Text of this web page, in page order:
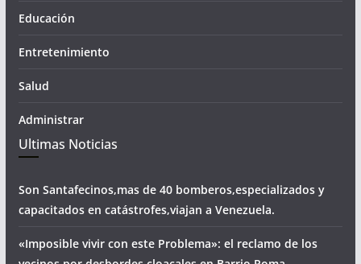
Educación
Entretenimiento
Salud
Administrar
Ultimas Noticias
Son Santafecinos,mas de 40 bomberos,especializados y
capacitados en catástrofes,viajan a Venezuela.
«Imposible vivir con este Problema»: el reclamo de los